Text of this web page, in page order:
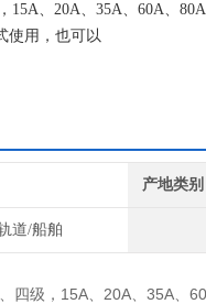
、20A、35A、60A、
使用，也可以
产地类别
道/船舶
四级，15A、20A、35A、